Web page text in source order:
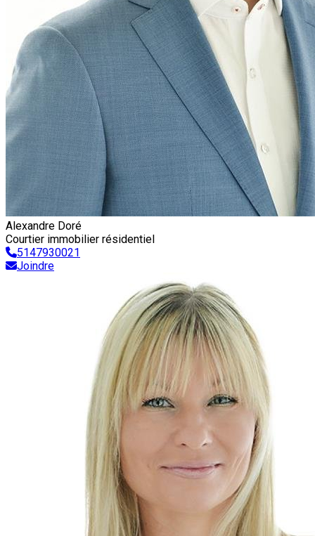
Alexandre Doré
Courtier immobilier résidentiel
5147930021
Joindre